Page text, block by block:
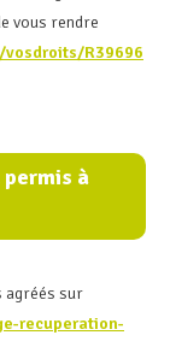
vous rendre
R39696
permis à
agréés sur
recuperation-